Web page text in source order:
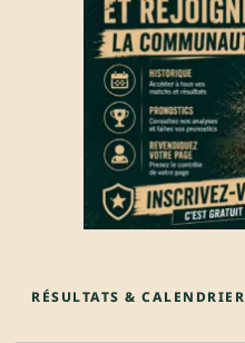
RÉSULTATS & CALENDRIER